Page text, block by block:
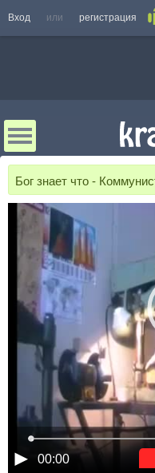
Вход или регистрация
Бог знает что -
00:00